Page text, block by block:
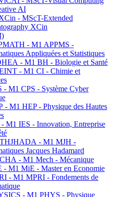
AI
- MScT-Extended
XCin
- M1 APPMS -
Appliquées et Statistiques
- M1 BH - Biologie et Santé
- M1 CI - Chimie et
- M1 CPS - Système Cyber
- M1 HEP - Physique des Hautes
M1 IES - Innovation, Entreprise
- M1 MJH -
Jacques Hadamard
- M1 Mech - Mécanique
- M1 MiE - Master en Economie
- M1 MPRI - Fondements de
- M1 PHYS - Physique